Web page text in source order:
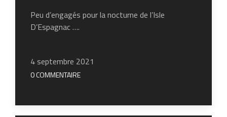
Peu d’engagés pour la nocturne de l’Isle
D’Espagnac ….
4 septembre 2021
0 COMMENTAIRE